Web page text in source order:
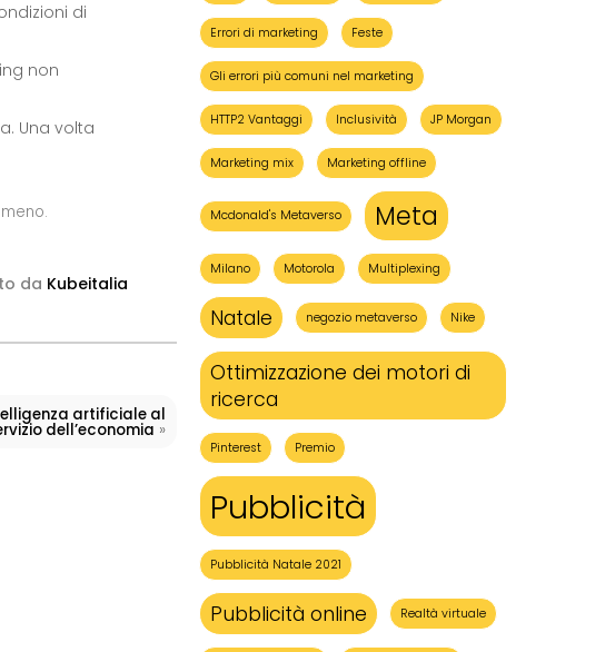
di
non
Una volta
da Kubeitalia
artificiale al
dell’economia »
Errori di marketing Feste
Gli errori più comuni nel marketing
HTTP2 Vantaggi Inclusività JP Morgan
Marketing mix Marketing offline
Mcdonald's Metaverso Meta
Milano Motorola Multiplexing
Natale negozio metaverso Nike
Ottimizzazione dei motori di
ricerca
Pinterest Premio
Pubblicità
Pubblicità Natale 2021
Pubblicità online Realtà virtuale